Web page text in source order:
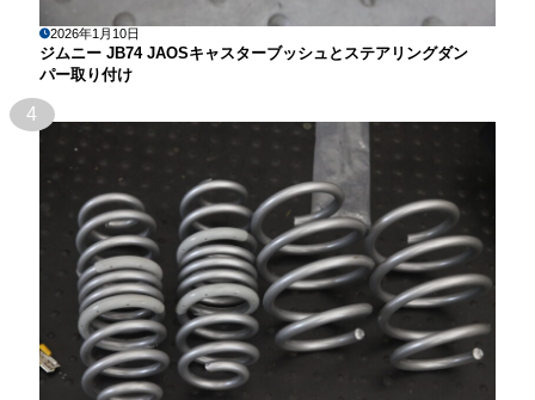
2026年1月10日
ジムニー JB74 JAOSキャスターブッシュとステアリングダン
パー取り付け
4